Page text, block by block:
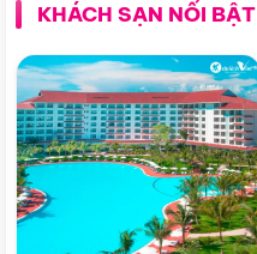
KHÁCH SẠN NỔI BẬT